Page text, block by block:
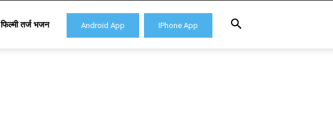
Android App IPhone App
फिल्मी तर्ज भजन